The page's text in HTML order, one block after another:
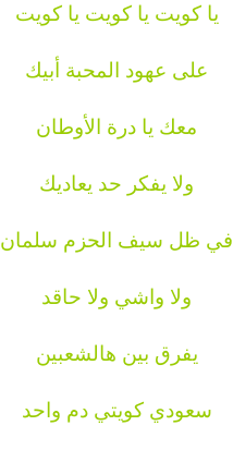
يا كويت يا كويت يا كويت
على عهود المحبة أبيك
معك يا درة الأوطان
ولا يفكر حد يعاديك
في ظل سيف الحزم سلمان
ولا واشي ولا حاقد
يفرق بين هالشعبين
سعودي كويتي دم واحد